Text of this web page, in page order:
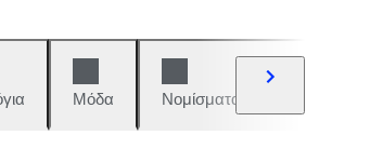
Μόδα Νομίσματα και